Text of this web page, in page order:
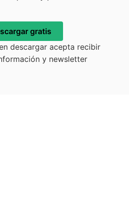
gratis
descargar acepta recibir
y newsletter